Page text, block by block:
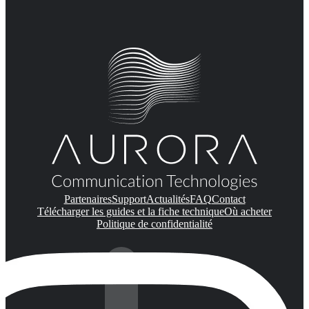
PartenairesSupportActualitésFAQContact
Télécharger les guides et la fiche techniqueOù acheter
Politique de confidentialité